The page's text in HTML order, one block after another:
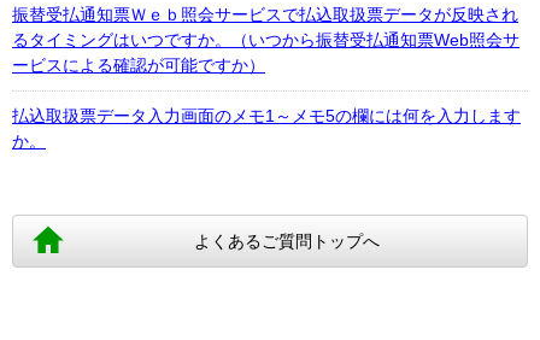
振替受払通知票Ｗｅｂ照会サービスで払込取扱票データが反映され
るタイミングはいつですか。（いつから振替受払通知票Web照会サ
ービスによる確認が可能ですか）
払込取扱票データ入力画面のメモ1～メモ5の欄には何を入力します
か。
よくあるご質問トップへ